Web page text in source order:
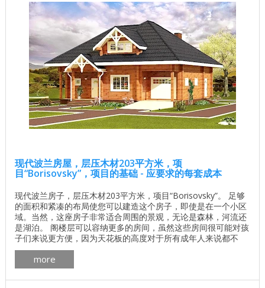
现代波兰房屋，层压木材203平方米，项
目“Borisovsky”，项目的基础 - 应要求的每套成本
现代波兰房子，层压木材203平方米，项目“Borisovsky”。 足够
的面积和紧凑的布局使您可以建造这个房子，即使是在一个小区
域。当然，这座房子非常适合周围的景观，无论是森林，河流还
是湖泊。 阁楼层可以容纳更多的房间，虽然这些房间很可能对孩
子们来说更方便，因为天花板的高度对于所有成年人来说都不
够，尽管房子应客户的要求可以通过几个牙冠来增加第二个房间
的有用面积。地板。 木屋 房间数量 五 生活区 97.3平方米 总面
积 203.5平方米 屋顶面积 224.76平方米 一楼面积 95.17平方米 ...
more